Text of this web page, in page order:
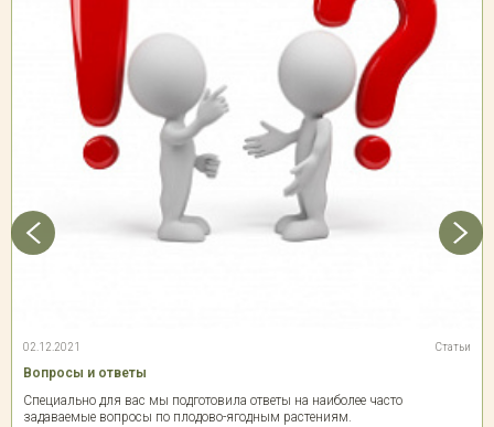
02.12.2021 Статьи
Вопросы и ответы
Специально для вас мы подготовила ответы на наиболее часто
задаваемые вопросы по плодово-ягодным растениям.